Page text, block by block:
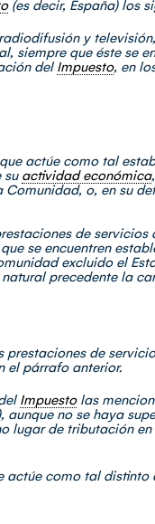
(es decir, España) los
y
siempre que éste se
del Impuesto, en
actúe como tal
su actividad económica
o, en su
de servicios
se encuentren
excluido el
precedente la
de
el párrafo anterior.
Impuestolas
aunque no se haya
lugar de tributación
como tal distinto